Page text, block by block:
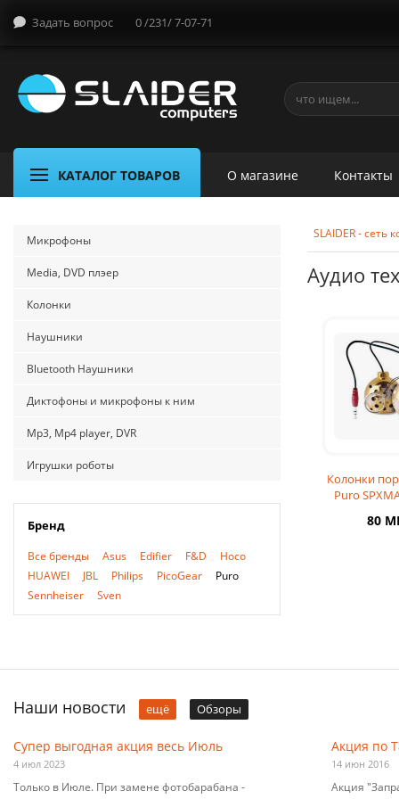
Задать вопрос 0 /231/ 7-07-71
КАТАЛОГ ТОВАРОВ О магазине Контакты
Микрофоны
Media, DVD плэер
Колонки
Наушники
Bluetooth Наушники
Диктофоны и микрофоны к ним
Mp3, Mp4 player, DVR
Игрушки роботы
Бренд
Все бренды Asus Edifier F&D
Hoco
HUAWEI
JBL Philips PicoGear
Puro
Sennheiser
Sven
SLAIDER - сеть
Аудио
Колонки
Puro
80
Наши новости ещё Обзоры
Супер выгодная акция весь Июль
4 июл 2023
Только в Июле. При замене фотобарабана -
Акция по
14 июн 2016
Акция